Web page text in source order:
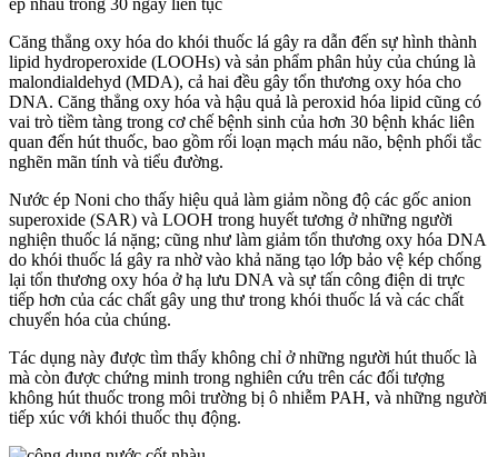
Căng thẳng oxy hóa do khói thuốc lá gây ra dẫn đến sự hình thành
lipid hydroperoxide (LOOHs) và sản phẩm phân hủy của chúng là
malondialdehyd (MDA), cả hai đều gây tổn thương oxy hóa cho
DNA. Căng thẳng oxy hóa và hậu quả là peroxid hóa lipid cũng có
vai trò tiềm tàng trong cơ chế bệnh sinh của hơn 30 bệnh khác liên
quan đến hút thuốc, bao gồm rối loạn mạch máu não, bệnh phổi tắc
nghẽn mãn tính và tiểu đường.
Nước ép Noni cho thấy hiệu quả làm giảm nồng độ các gốc anion
superoxide (SAR) và LOOH trong huyết tương ở những người
nghiện thuốc lá nặng; cũng như làm giảm tổn thương oxy hóa DNA
do khói thuốc lá gây ra nhờ vào khả năng tạo lớp bảo vệ kép chống
lại tổn thương oxy hóa ở hạ lưu DNA và sự tấn công điện di trực
tiếp hơn của các chất gây ung thư trong khói thuốc lá và các chất
chuyển hóa của chúng.
Tác dụng này được tìm thấy không chỉ ở những người hút thuốc là
mà còn được chứng minh trong nghiên cứu trên các đối tượng
không hút thuốc trong môi trường bị ô nhiễm PAH, và những người
tiếp xúc với khói thuốc thụ động.